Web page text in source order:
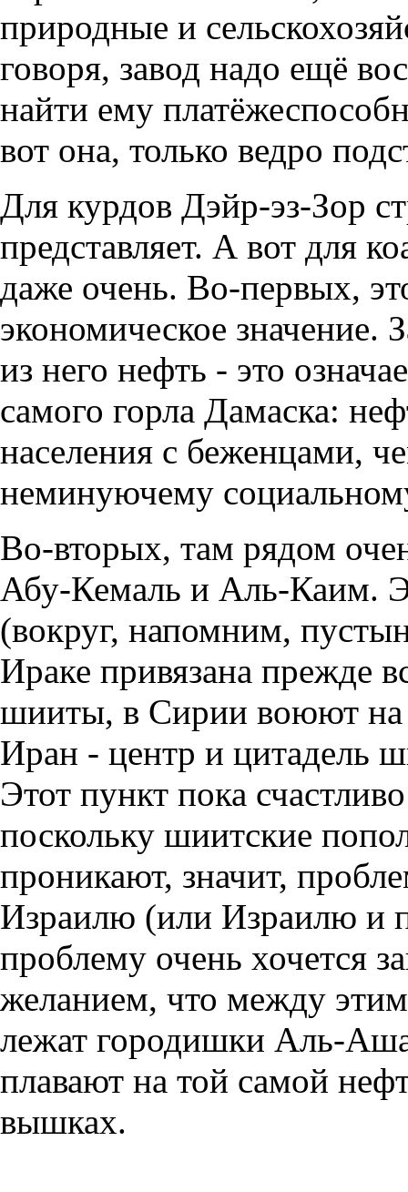
природные и
говоря, завод надо ещё
найти ему
вот она, только ведро
Для курдов Дэйр-эз-Зор
представляет. А вот для
даже очень. Во-первых,
экономическое значение.
из него нефть - это
самого горла Дамаска:
населения с беженцами,
неминуючему
Во-вторых, там рядом
Абу-Кемаль и Аль-Каим.
(вокруг, напомним,
Ираке привязана прежде
шииты, в Сирии воюют на
Иран - центр и цитадель
Этот пункт пока
поскольку шиитские
проникают, значит,
Израилю (или Израилю и
проблему очень хочется
желанием, что между
лежат городишки Аль-
плавают на той самой
вышках.